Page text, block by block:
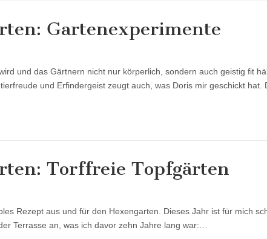
Gartenexperimente
und das Gärtnern nicht nur körperlich, sondern auch geistig fit
und Erfindergeist zeugt auch, was Doris mir geschickt hat.
Torffreie Topfgärten
Rezept aus und für den Hexengarten. Dieses Jahr ist für mich
Terrasse an, was ich davor zehn Jahre lang war:…